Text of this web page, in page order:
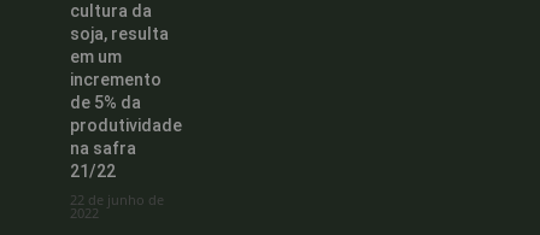
cultura da
soja, resulta
em um
incremento
de 5% da
produtividade
na safra
21/22
22 de junho de
2022